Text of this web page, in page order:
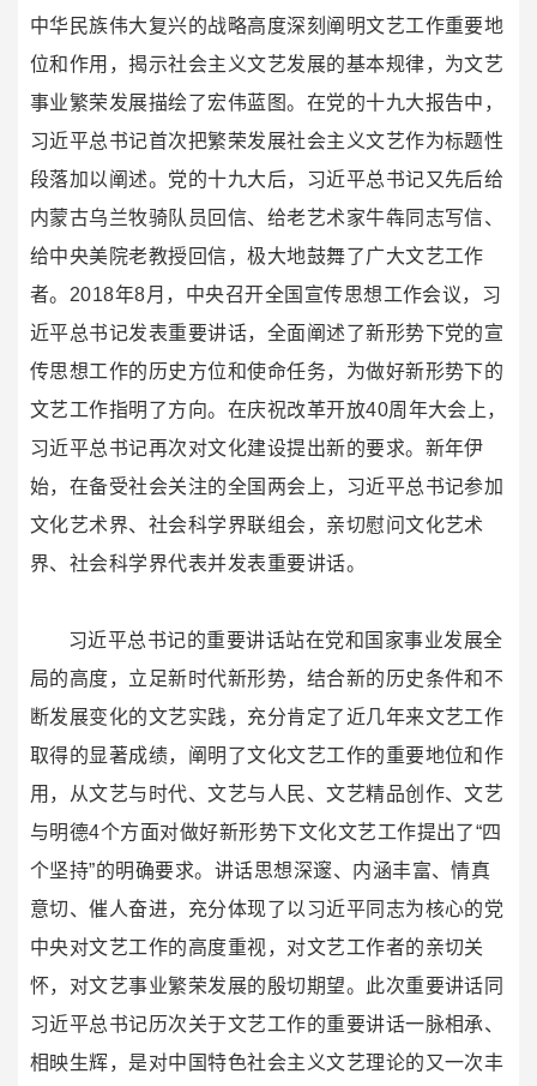
中华民族伟大复兴的战略高度深刻阐明文艺工作重要地
位和作用，揭示社会主义文艺发展的基本规律，为文艺
事业繁荣发展描绘了宏伟蓝图。 在党的十九大报告中，
习近平总书记首次把繁荣发展社会主义文艺作为标题性
段落加以阐述。 党的十九大后，习近平总书记又先后给
内蒙古乌兰牧骑队员回信、给老艺术家牛犇同志写信、
给中央美院老教授回信，极大地鼓舞了广大文艺工作
者。 2018年8月，中央召开全国宣传思想工作会议，习
近平总书记发表重要讲话，全面阐述了新形势下党的宣
传思想工作的历史方位和使命任务，为做好新形势下的
文艺工作指明了方向。 在庆祝改革开放40周年大会上，
习近平总书记再次对文化建设提出新的要求。 新年伊
始，在备受社会关注的全国两会上，习近平总书记参加
文化艺术界、社会科学界联组会，亲切慰问文化艺术
界、社会科学界代表并发表重要讲话。
习近平总书记的重要讲话站在党和国家事业发展全
局的高度，立足新时代新形势，结合新的历史条件和不
断发展变化的文艺实践，充分肯定了近几年来文艺工作
取得的显著成绩，阐明了文化文艺工作的重要地位和作
用，从文艺与时代、文艺与人民、文艺精品创作、文艺
与明德4个方面对做好新形势下文化文艺工作提出了“四
个坚持”的明确要求。讲话思想深邃、内涵丰富、情真
意切、催人奋进，充分体现了以习近平同志为核心的党
中央对文艺工作的高度重视，对文艺工作者的亲切关
怀，对文艺事业繁荣发展的殷切期望。此次重要讲话同
习近平总书记历次关于文艺工作的重要讲话一脉相承、
相映生辉，是对中国特色社会主义文艺理论的又一次丰